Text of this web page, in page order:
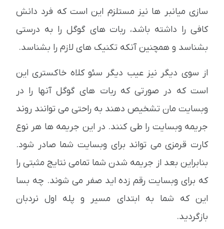
سازی میانبر ها نیز مستلزم این است که فرد دانش
کافی را داشته باشد، ربات های گوگل را به درستی
بشناسد و همچنین آنکه تکنیک های لازم را بشناسد.
از سوی دیگر نیز عیب دیگر سئو کلاه خاکستری این
است که در صورتی که ربات های گوگل آنها را در
وبسایت مان تشخیص دهند به راحتی می توانند روند
جریمه وبسایت را طی کنند. در این جریمه ها هر نوع
کارت قرمزی می تواند برای وبسایت شما صادر شود.
بنابراین بعد از جریمه شدن شما تمامی نتایج مثبتی را
که برای وبسایت رقم زده اید صفر می شوند. چه بسا
این که شما به ابتدای مسیر و پله اول نردبان
بازگردید.